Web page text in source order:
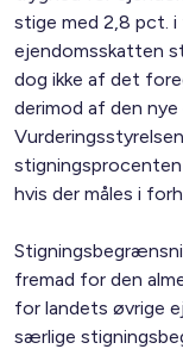
stige med 2,8 pct.
ejendomsskatten
dog ikke af det
derimod af den
hvis der måles i
fremad for den
for landets øvrige
særlige